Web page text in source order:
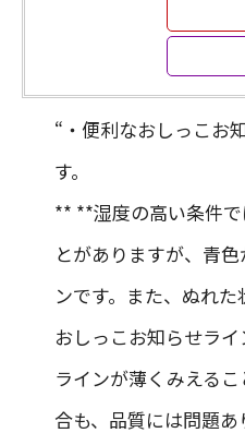
“・便利なおしっこお
す。
** **湿度の高い条件
とがありますが、青
ンです。また、ぬれた
おしっこお知らせライ
ラインが薄くみえる
合も、品質には問題